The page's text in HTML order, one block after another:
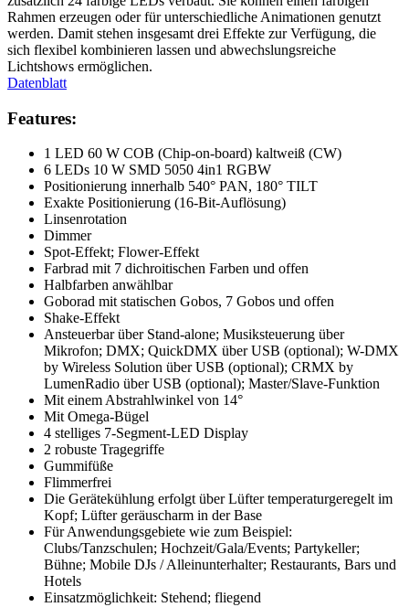
Rahmen erzeugen oder für unterschiedliche Animationen genutzt
werden. Damit stehen insgesamt drei Effekte zur Verfügung, die
sich flexibel kombinieren lassen und abwechslungsreiche
Lichtshows ermöglichen.
Datenblatt
Features:
1 LED 60 W COB (Chip-on-board) kaltweiß (CW)
6 LEDs 10 W SMD 5050 4in1 RGBW
Positionierung innerhalb 540° PAN, 180° TILT
Exakte Positionierung (16-Bit-Auflösung)
Linsenrotation
Dimmer
Spot-Effekt; Flower-Effekt
Farbrad mit 7 dichroitischen Farben und offen
Halbfarben anwählbar
Goborad mit statischen Gobos, 7 Gobos und offen
Shake-Effekt
Ansteuerbar über Stand-alone; Musiksteuerung über
Mikrofon; DMX; QuickDMX über USB (optional); W-DMX
by Wireless Solution über USB (optional); CRMX by
LumenRadio über USB (optional); Master/Slave-Funktion
Mit einem Abstrahlwinkel von 14°
Mit Omega-Bügel
4 stelliges 7-Segment-LED Display
2 robuste Tragegriffe
Gummifüße
Flimmerfrei
Die Gerätekühlung erfolgt über Lüfter temperaturgeregelt im
Kopf; Lüfter geräuscharm in der Base
Für Anwendungsgebiete wie zum Beispiel:
Clubs/Tanzschulen; Hochzeit/Gala/Events; Partykeller;
Bühne; Mobile DJs / Alleinunterhalter; Restaurants, Bars und
Hotels
Einsatzmöglichkeit: Stehend; fliegend